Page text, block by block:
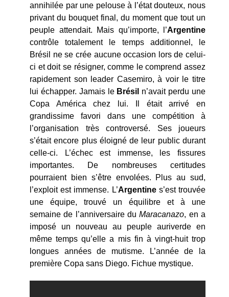
annihilée par une pelouse à l’état douteux, nous
privant du bouquet final, du moment que tout un
peuple attendait. Mais qu’importe, l’Argentine
contrôle totalement le temps additionnel, le
Brésil ne se crée aucune occasion lors de celui-
ci et doit se résigner, comme le comprend assez
rapidement son leader Casemiro, à voir le titre
lui échapper. Jamais le Brésil n’avait perdu une
Copa América chez lui. Il était arrivé en
grandissime favori dans une compétition à
l’organisation très controversé. Ses joueurs
s’était encore plus éloigné de leur public durant
celle-ci. L’échec est immense, les fissures
importantes. De nombreuses certitudes
pourraient bien s’être envolées. Plus au sud,
l’exploit est immense. L’Argentines’est trouvée
une équipe, trouvé un équilibre et à une
semaine de l’anniversaire duMaracanazo, en a
imposé un nouveau au peuple auriverde en
même temps qu’elle a mis fin à vingt-huit trop
longues années de mutisme. L’année de la
première Copa sans Diego. Fichue mystique.